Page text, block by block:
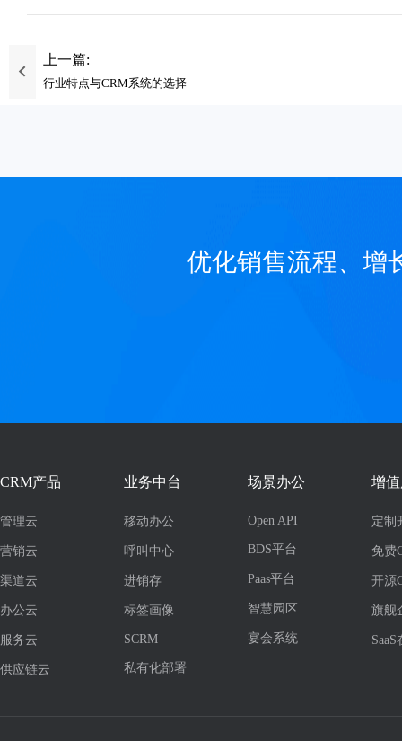
上一篇:
行业特点与CRM系统的选择
优化销售流程、增
CRM产品
管理云
营销云
渠道云
办公云
服务云
供应链云
业务中台
移动办公
呼叫中心
进销存
标签画像
SCRM
私有化部署
场景办公
Open API
BDS平台
Paas平台
智慧园区
宴会系统
增
定制
免费
开源
旗舰